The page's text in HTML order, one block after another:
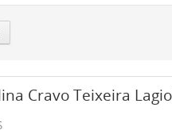
Cravo Teixeira